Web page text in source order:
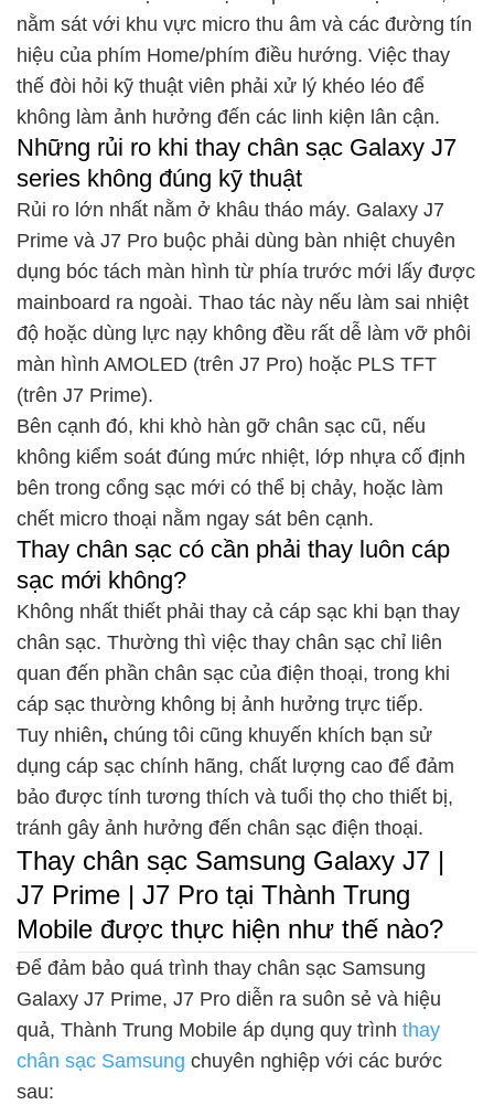
nằm sát với khu vực micro thu âm và các đường tín
hiệu của phím Home/phím điều hướng. Việc thay
thế đòi hỏi kỹ thuật viên phải xử lý khéo léo để
không làm ảnh hưởng đến các linh kiện lân cận.
Những rủi ro khi thay chân sạc Galaxy J7
series không đúng kỹ thuật
Rủi ro lớn nhất nằm ở khâu tháo máy. Galaxy J7
Prime và J7 Pro buộc phải dùng bàn nhiệt chuyên
dụng bóc tách màn hình từ phía trước mới lấy được
mainboard ra ngoài. Thao tác này nếu làm sai nhiệt
độ hoặc dùng lực nạy không đều rất dễ làm vỡ phôi
màn hình AMOLED (trên J7 Pro) hoặc PLS TFT
(trên J7 Prime).
Bên cạnh đó, khi khò hàn gỡ chân sạc cũ, nếu
không kiểm soát đúng mức nhiệt, lớp nhựa cố định
bên trong cổng sạc mới có thể bị chảy, hoặc làm
chết micro thoại nằm ngay sát bên cạnh.
Thay chân sạc có cần phải thay luôn cáp
sạc mới không?
Không nhất thiết phải thay cả cáp sạc khi bạn thay
chân sạc. Thường thì việc thay chân sạc chỉ liên
quan đến phần chân sạc của điện thoại, trong khi
cáp sạc thường không bị ảnh hưởng trực tiếp.
Tuy nhiên, chúng tôi cũng khuyến khích bạn sử
dụng cáp sạc chính hãng, chất lượng cao để đảm
bảo được tính tương thích và tuổi thọ cho thiết bị,
tránh gây ảnh hưởng đến chân sạc điện thoại.
Thay chân sạc Samsung Galaxy J7 |
J7 Prime | J7 Pro tại Thành Trung
Mobile được thực hiện như thế nào?
Để đảm bảo quá trình thay chân sạc Samsung
Galaxy J7 Prime, J7 Pro diễn ra suôn sẻ và hiệu
quả, Thành Trung Mobile áp dụng quy trình thay
chân sạc Samsung chuyên nghiệp với các bước
sau: